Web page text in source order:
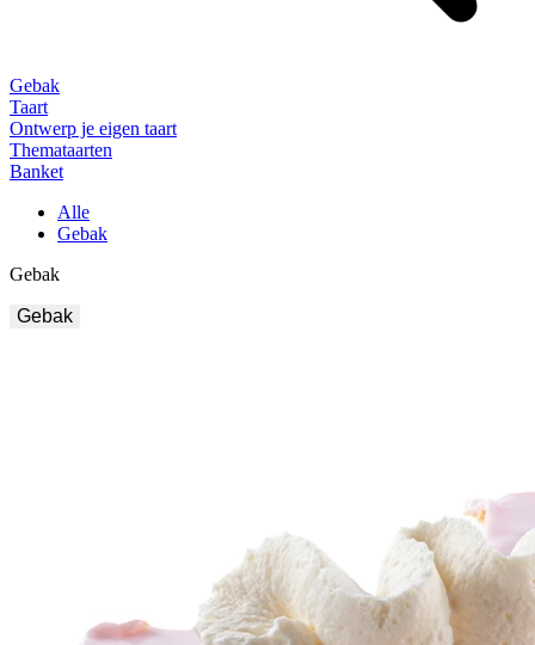
Gebak
Taart
Ontwerp je eigen taart
Themataarten
Banket
Alle
Gebak
Gebak
Gebak